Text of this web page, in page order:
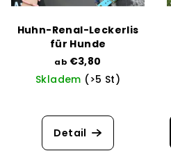
Huhn-Renal-Leckerlis
für Hunde
ab €3,80
Skladem (>5 St)
durchschnittliche
Produktbewertung
Detail